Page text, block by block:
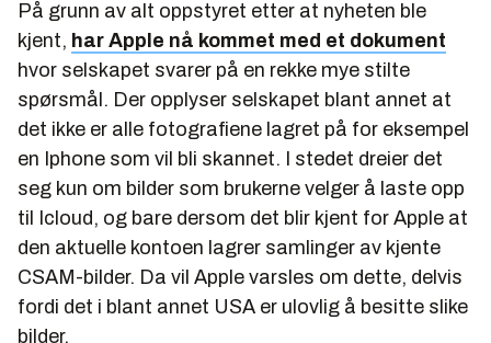
På grunn av alt oppstyret etter at nyheten ble
kjent, har Apple nå kommet med et dokument
hvor selskapet svarer på en rekke mye stilte
spørsmål. Der opplyser selskapet blant annet at
det ikke er alle fotografiene lagret på for eksempel
en Iphone som vil bli skannet. I stedet dreier det
seg kun om bilder som brukerne velger å laste opp
til Icloud, og bare dersom det blir kjent for Apple at
den aktuelle kontoen lagrer samlinger av kjente
CSAM-bilder. Da vil Apple varsles om dette, delvis
fordi det i blant annet USA er ulovlig å besitte slike
bilder.